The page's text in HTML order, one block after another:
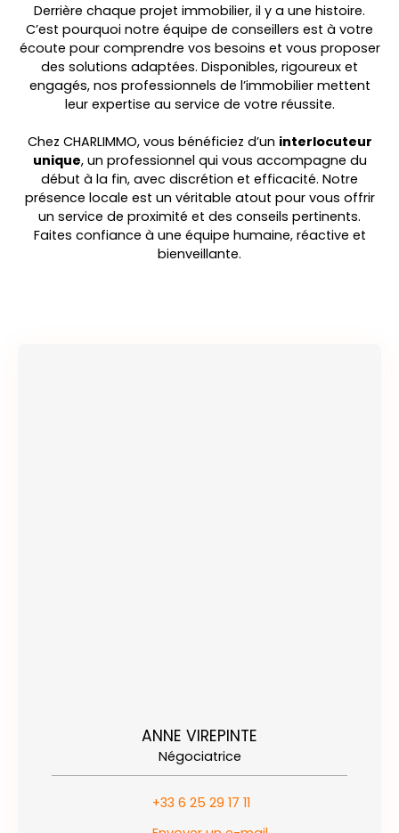
Derrière chaque projet immobilier, il y a une histoire.
C’est pourquoi notre équipe de conseillers est à votre
écoute pour comprendre vos besoins et vous proposer
des solutions adaptées. Disponibles, rigoureux et
engagés, nos professionnels de l’immobilier mettent
leur expertise au service de votre réussite.
Chez CHARLIMMO, vous bénéficiez d’un interlocuteur
unique, un professionnel qui vous accompagne du
début à la fin, avec discrétion et efficacité. Notre
présence locale est un véritable atout pour vous offrir
un service de proximité et des conseils pertinents.
Faites confiance à une équipe humaine, réactive et
bienveillante.
ANNE VIREPINTE
Négociatrice
+33 6 25 29 17 11